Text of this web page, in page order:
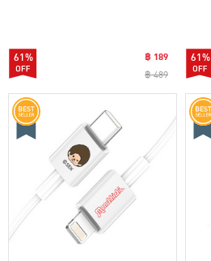
61%
฿ 189
฿ 489
61%